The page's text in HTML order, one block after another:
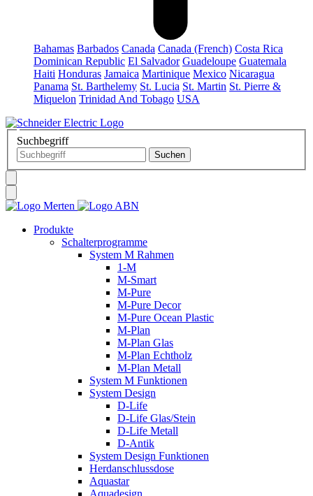
Bahamas Barbados Canada Canada (French) Costa Rica
Dominican Republic El Salvador Guadeloupe Guatemala
Haiti Honduras Jamaica Martinique Mexico Nicaragua
Panama St. Barthelemy St. Lucia St. Martin St. Pierre &
Miquelon Trinidad And Tobago USA
Suchbegriff
Produkte
Schalterprogramme
System M Rahmen
1-M
M-Smart
M-Pure
M-Pure Decor
M-Pure Ocean Plastic
M-Plan
M-Plan Glas
M-Plan Echtholz
M-Plan Metall
System M Funktionen
System Design
D-Life
D-Life Glas/Stein
D-Life Metall
D-Antik
System Design Funktionen
Herdanschlussdose
Aquastar
Aquadesign